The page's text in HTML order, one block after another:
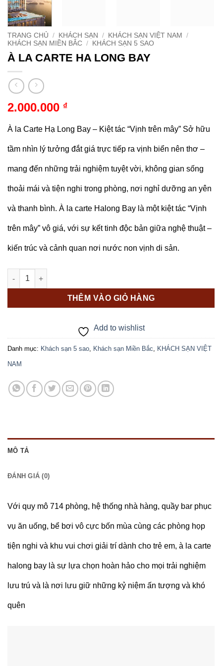
TRANG CHỦ / KHÁCH SẠN / KHÁCH SẠN VIỆT NAM
/
KHÁCH SẠN MIỀN BẮC / KHÁCH SẠN 5 SAO
À LA CARTE HA LONG BAY
2.000.000 ₫
À la Carte Hạ Long Bay – Kiệt tác “Vịnh trên mây” Sở hữu
tầm nhìn lý tưởng đắt giá trực tiếp ra vịnh biển nên thơ –
mang đến những trải nghiệm tuyệt vời, không gian sống
thoải mái và tiện nghi trong phòng, nơi nghỉ dưỡng an yên
và thanh bình. À la carte Halong Bay là một kiệt tác “Vịnh
trên mây” vô giá, với sự kết tinh độc bản giữa nghệ thuật –
kiến trúc và cảnh quan nơi nước non vịnh di sản.
À LA CARTE HA LONG BAY số lượng
THÊM VÀO GIỎ HÀNG
Add to wishlist
Danh mục: Khách sạn 5 sao Khách sạn Miền Bắc KHÁCH SẠN VIỆT
NAM
MÔ TẢ
ĐÁNH GIÁ (0)
Với quy mô 714 phòng, hệ thống nhà hàng, quầy bar phục
vụ ăn uống, bể bơi vô cực bốn mùa cùng các phòng họp
tiện nghi và khu vui chơi giải trí dành cho trẻ em, à la carte
halong bay là sự lựa chọn hoàn hảo cho mọi trải nghiệm
lưu trú và là nơi lưu giữ những kỷ niệm ấn tượng và khó
quên